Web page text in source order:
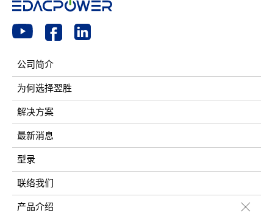
公司简介
为何选择翌胜
解决方案
最新消息
型录
联络我们
产品介绍